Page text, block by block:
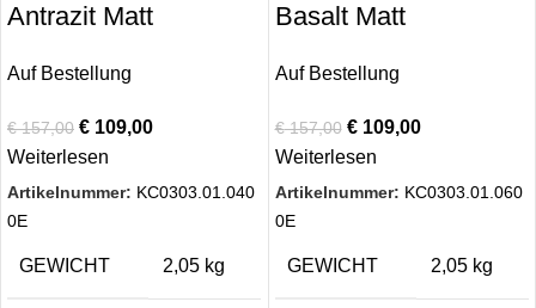
Antrazit Matt
Auf Bestellung
€157,00 € 109,00
Weiterlesen
Artikelnummer: KC0303.01.040
0E
GEWICHT 2,05 kg
Basalt Matt
Auf Bestellung
€157,00 €109,00
Weiterlesen
Artikelnummer: KC0303.01.060
0E
GEWICHT 2,05 kg